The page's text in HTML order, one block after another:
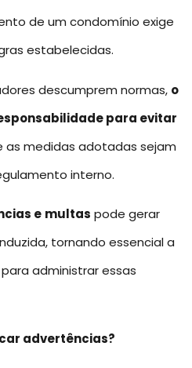
de um condomínio exige
estabelecidas.
descumprem normas, o
para evitar
as medidas adotadas sejam
interno.
e multas pode gerar
tornando essencial a
administrar essas
advertências?